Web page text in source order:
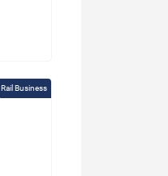
Rail Business